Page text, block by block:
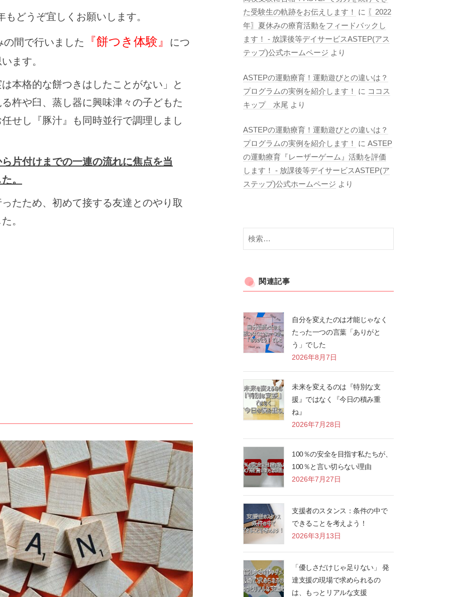
どうぞ宜しくお願いします。
間で行いました 『餅つき体験』
につ
ます。
本格的な餅つきはしたことがない」と
杵や臼、蒸し器に興味津々の子どもた
せし『豚汁』も同時並行で調理しまし
片付けまでの一連の流れに焦点を当
。
たため、初めて接する友達とのやり取
。
た受験生の軌跡をお伝えします！
に 〖2022
年〗夏休みの療育活動をフィードバックし
ます！ - 放課後等デイサービスASTEP(アス
テップ)公式ホームページ より
ASTEPの運動療育！運動遊びとの違いは？
プログラムの実例を紹介します！
に ココス
キップ 水尾 より
ASTEPの運動療育！運動遊びとの違いは？
プログラムの実例を紹介します！
にASTEP
の運動療育『レーザーゲーム』活動を評価
します！ - 放課後等デイサービスASTEP(ア
ステップ)公式ホームページ より
検
索:
関連記事
自分を変えたのは才能じゃなく
たった一つの言葉「ありがと
う」でした
2026年8月7日
未来を変えるのは『特別な支
援』ではなく『今日の積み重
ね』
2026年7月28日
100％の安全を目指す私たちが、
100％と言い切らない理由
2026年7月27日
支援者のスタンス：条件の中で
できることを考えよう！
2026年3月13日
「優しさだけじゃ足りない」 発
達支援の現場で求められるの
は、もっとリアルな支援